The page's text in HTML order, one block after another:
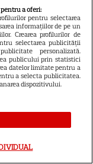
a lansat în
Actorul din
a
de plăcintării
vedeta din
a oferi:
pentru selectarea
informațiilor de pe un
Crearea profilurilor de
selectarea publicității
personalizată.
publicului prin statistici
datelor limitate pentru a
a selecta publicitatea.
dispozitivului.